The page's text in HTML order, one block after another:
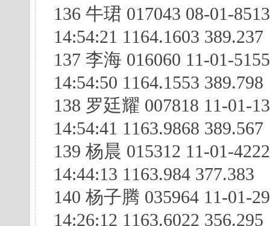
136 牛珺 017043 08-01-
14:54:21 1164.1603 389.237
137 李海 016060 11-01-
14:54:50 1164.1553 389.798
138 罗廷耀 007818 11-01-
14:54:41 1163.9868 389.567
139 杨晨 015312 11-01-
14:44:13 1163.984 377.383
140 杨子腾 035964 11-01-
14:26:12 1163.6022 356.295